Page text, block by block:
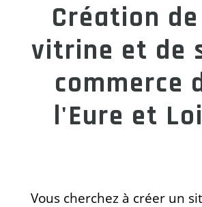
Création
vitrine et de
commerce
l'Eure et
Vous cherchez à créer un